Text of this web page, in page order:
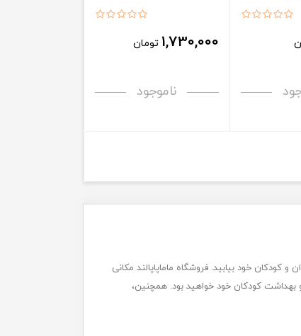
1,730,000 تومان
ناموجود
خود بیابید. فروشگاه ماماپاپالند مکانی
بهداشت کودکان خود خواهید بود. همچنین،